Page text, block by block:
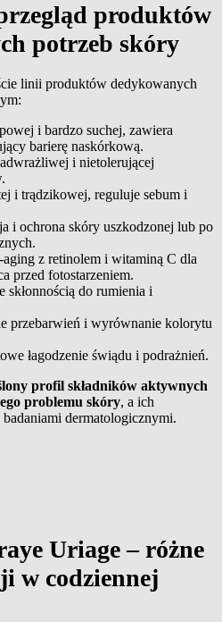
produktów
potrzeb skóry
linii produktów dedykowanych
i bardzo suchej, zawiera
barierę naskórkową.
i nietolerującej
i trądzikowej, reguluje sebum i
i ochrona skóry uszkodzonej lub po
z retinolem i witaminą C dla
przed fotostarzeniem.
skłonnością do rumienia i
przebarwień i wyrównanie kolorytu
łagodzenie świądu i podrażnień.
profil składników aktywnych
problemu skóry, a ich
dermatologicznymi.
Uriage – różne
w codziennej